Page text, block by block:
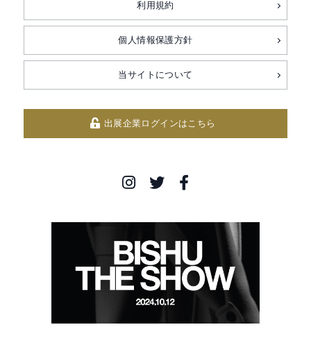
利用規約
個人情報保護方針
当サイトについて
出展企業ログインはこちら